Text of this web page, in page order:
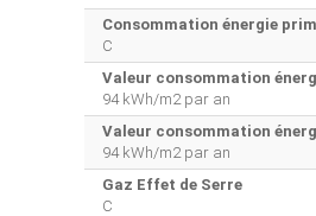
Consommation énergie
C
Valeur consommation
94 kWh/m2 par an
Valeur consommation
94 kWh/m2 par an
Gaz Effet de Serre
C